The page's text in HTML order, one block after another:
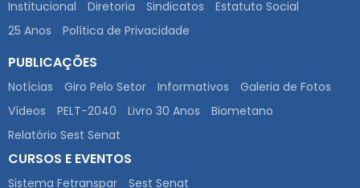
Institucional Diretoria Sindicatos
Estatuto Social
25 Anos
Política de Privacidade
PUBLICAÇÕES
Notícias Giro Pelo Setor Informativos
Galeria de Fotos
Vídeos
PELT-2040 Livro 30 Anos
Biometano
Relatório Sest Senat
CURSOS E EVENTOS
Sistema Fetranspar Sest Senat